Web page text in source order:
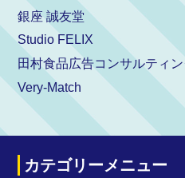
銀座 誠友堂
Studio FELIX
田村食品広告コンサルティ
Very-Match
カテゴリーメニュー